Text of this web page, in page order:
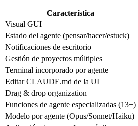
Característica
Visual GUI
Estado del agente (pensar/hacer/estuck)
Notificaciones de escritorio
Gestión de proyectos múltiples
Terminal incorporado por agente
Editar CLAUDE.md de la UI
Drag & drop organization
Funciones de agente especializadas (13+)
Modelo por agente (Opus/Sonnet/Haiku)